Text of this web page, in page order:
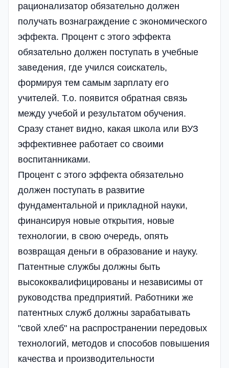
рационализатор обязательно должен
получать вознаграждение с экономического
эффекта. Процент с этого эффекта
обязательно должен поступать в учебные
заведения, где учился соискатель,
формируя тем самым зарплату его
учителей. Т.о. появится обратная связь
между учебой и результатом обучения.
Сразу станет видно, какая школа или ВУЗ
эффективнее работает со своими
воспитанниками.
Процент с этого эффекта обязательно
должен поступать в развитие
фундаментальной и прикладной науки,
финансируя новые открытия, новые
технологии, в свою очередь, опять
возвращая деньги в образование и науку.
Патентные службы должны быть
высококвалифицированы и независимы от
руководства предприятий. Работники же
патентных служб должны зарабатывать
"свой хлеб" на распространении передовых
технологий, методов и способов повышения
качества и производительности